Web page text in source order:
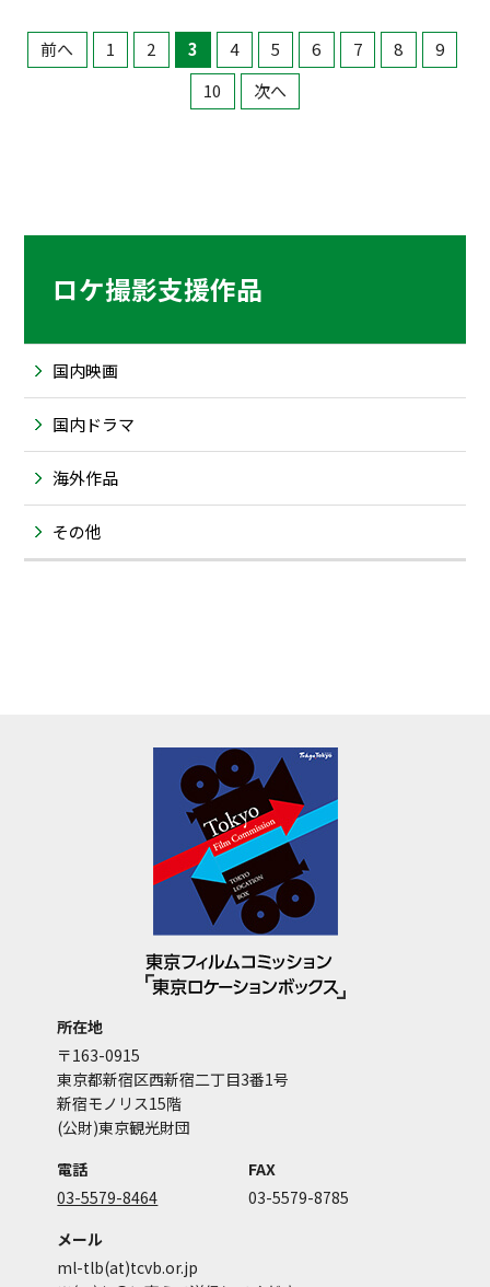
前へ 1 2 3 4 5 6 7 8
9
10
次へ
ロケ撮影支援作品
国内映画
国内ドラマ
海外作品
その他
所在地
〒163-0915
東京都新宿区西新宿二丁目3番1号
新宿モノリス15階
(公財)東京観光財団
電話
03-5579-8464
FAX
03-5579-8785
メール
ml-tlb(at)tcvb.or.jp